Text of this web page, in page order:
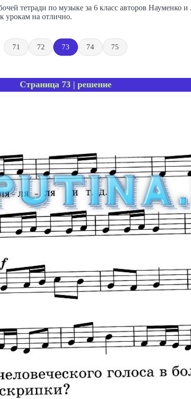
тетради по музыке за 6 класс авторов Науменко
урокам на отлично.
71 72 73 74 75
Страница 73 | решение